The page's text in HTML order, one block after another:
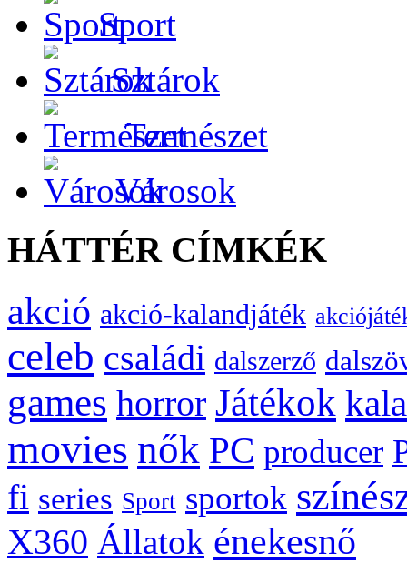
Sport
Sztárok
Természet
Városok
HÁTTÉR CÍMKÉK
akció akció-kalandjáték
celeb családi dalszerző
games horror Játékok
movies nők PC producer
fi series Sport sportok
X360 Állatok énekesnő